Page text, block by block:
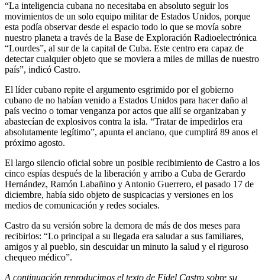
“La inteligencia cubana no necesitaba en absoluto seguir los
movimientos de un solo equipo militar de Estados Unidos, porque
esta podía observar desde el espacio todo lo que se movía sobre
nuestro planeta a través de la Base de Exploración Radioelectrónica
“Lourdes”, al sur de la capital de Cuba. Este centro era capaz de
detectar cualquier objeto que se moviera a miles de millas de nuestro
país”, indicó Castro.
El líder cubano repite el argumento esgrimido por el gobierno
cubano de no habían venido a Estados Unidos para hacer daño al
país vecino o tomar venganza por actos que allí se organizaban y
abastecían de explosivos contra la isla. “Tratar de impedirlos era
absolutamente legítimo”, apunta el anciano, que cumplirá 89 anos el
próximo agosto.
El largo silencio oficial sobre un posible recibimiento de Castro a los
cinco espías después de la liberación y arribo a Cuba de Gerardo
Hernández, Ramón Labañino y Antonio Guerrero, el pasado 17 de
diciembre, había sido objeto de suspicacias y versiones en los
medios de comunicación y redes sociales.
Castro da su versión sobre la demora de más de dos meses para
recibirlos: “Lo principal a su llegada era saludar a sus familiares,
amigos y al pueblo, sin descuidar un minuto la salud y el riguroso
chequeo médico”.
A continuación reproducimos el texto de Fidel Castro sobre su